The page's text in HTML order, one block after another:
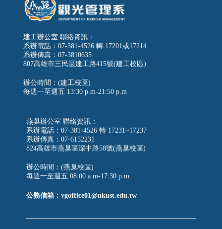
建工辦公室 聯絡資訊：
系辦電話：07-381-4526 轉 17201或17214
系辦傳真：07-3810635
807高雄市三民區建工路415號(建工校區)
辦公時間：(建工校區)
每週一至週五 13:30 p.m-21:50 p.m
燕巢辦公室 聯絡資訊：
系辦電話：07-381-4526 轉 17231~17237
系辦傳真：07-6152231
824高雄市燕巢區深中路58號(燕巢校區)
辦公時間：(燕巢校區)
每週一至週五 08:00 a.m-17:30 p.m
公務信箱：vgoffice01@nkust.edu.tw